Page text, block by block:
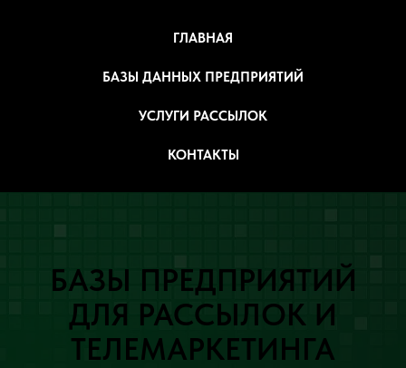
ГЛАВНАЯ
БАЗЫ ДАННЫХ ПРЕДПРИЯТИЙ
УСЛУГИ РАССЫЛОК
КОНТАКТЫ
БАЗЫ ПРЕДПРИЯТИЙ
ДЛЯ РАССЫЛОК И
ТЕЛЕМАРКЕТИНГА